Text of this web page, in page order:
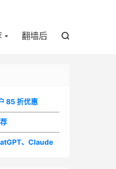
翻墙后 
85 折优惠
、Claude